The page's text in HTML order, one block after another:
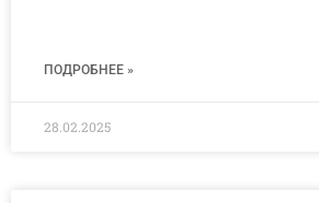
ПОДРОБНЕЕ »
28.02.2025